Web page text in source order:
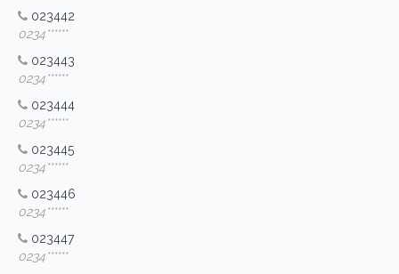
023442
0234******
023443
0234******
023444
0234******
023445
0234******
023446
0234******
023447
0234******